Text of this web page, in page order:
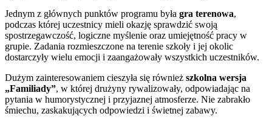
Jednym z głównych punktów programu była gra terenowa,
podczas której uczestnicy mieli okazję sprawdzić swoją
spostrzegawczość, logiczne myślenie oraz umiejętność pracy w
grupie. Zadania rozmieszczone na terenie szkoły i jej okolic
dostarczyły wielu emocji i zaangażowały wszystkich uczestników.
Dużym zainteresowaniem cieszyła się również szkolna wersja
„Familiady”, w której drużyny rywalizowały, odpowiadając na
pytania w humorystycznej i przyjaznej atmosferze. Nie zabrakło
śmiechu, zaskakujących odpowiedzi i świetnej zabawy.